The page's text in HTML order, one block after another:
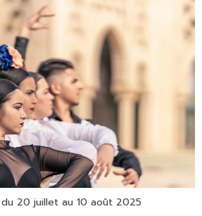
20 juillet au 10 août 2025